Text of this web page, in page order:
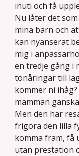
inuti och få
Nu låter det
mina barn och
kan nyanserat
mig i
en tredje gång i
tonåringar till
kommer ni
mamman
Men den här
frigöra den lilla
komma fram, få
utan prestation